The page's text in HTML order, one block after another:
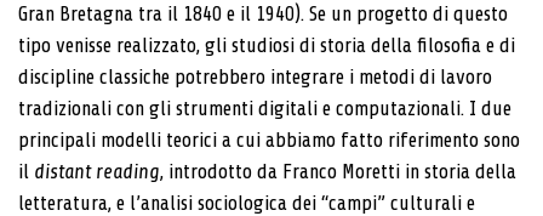
Gran Bretagna tra il 1840 e il 1940). Se un progetto di questo
tipo venisse realizzato, gli stu­diosi di storia della filosofia e di
discipline classiche potrebbero integrare i metodi di lavoro
tradizionali con gli strumenti digitali e computazionali. I due
principali modelli teorici a cui abbiamo fatto riferimento sono
il distant reading, introdotto da Franco Moretti in storia della
letteratura, e l’analisi sociologica dei “campi” cul­turali e